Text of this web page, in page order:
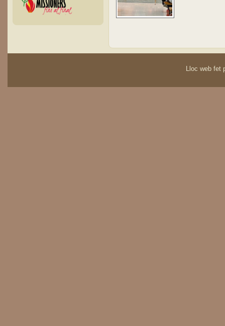
Lloc web fet